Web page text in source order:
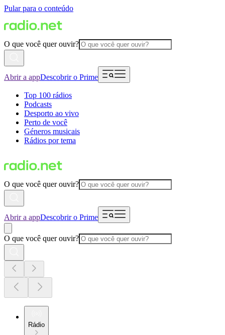
Pular para o conteúdo
O que você quer ouvir?
Abrir a appDescobrir o Prime
Top 100 rádios
Podcasts
Desporto ao vivo
Perto de você
Géneros musicais
Rádios por tema
O que você quer ouvir?
Abrir a appDescobrir o Prime
O que você quer ouvir?
Rádio